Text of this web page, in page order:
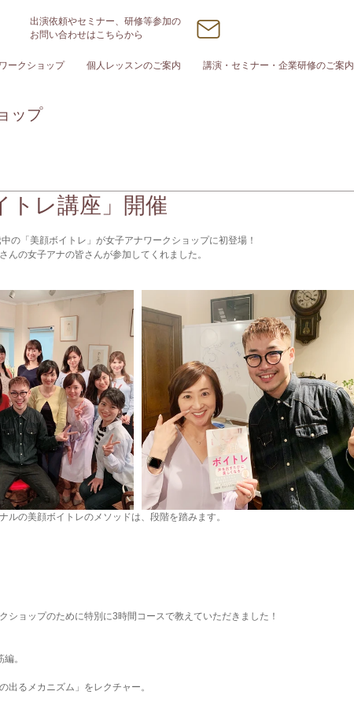
出演依頼やセミナー、研修等参加の
お問い合わせはこちらから
ークショップ 個人レッスンのご案内 講演・セミナー・企業研修のご案内
ップ
トレ講座」開催
の「美顔ボイトレ」が女子アナワークショップに初登場！
んの女子アナの皆さんが参加してくれました。
ルの美顔ボイトレのメソッドは、段階を踏みます。
ショップのために特別に3時間コースで教えていただきました！
。
出るメカニズム」をレクチャー。